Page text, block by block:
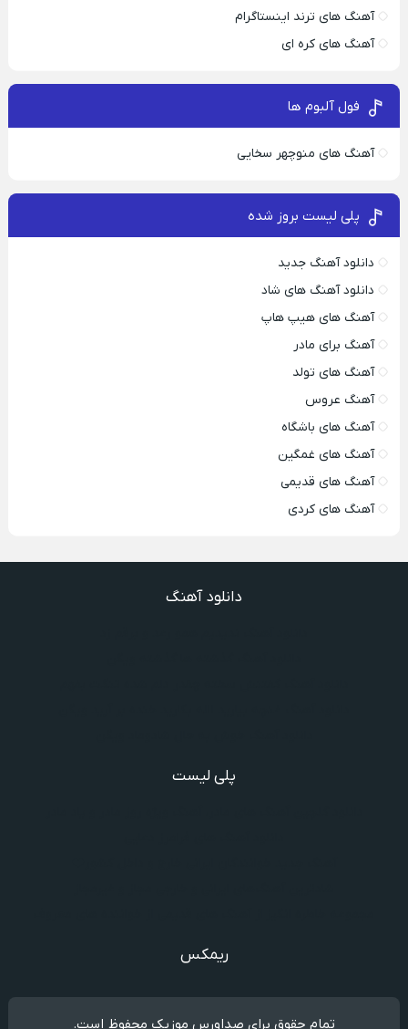
آهنگ های ترند اینستاگرام
آهنگ های کره ای
فول آلبوم ها
آهنگ های منوچهر سخایی
پلی لیست بروز شده
دانلود آهنگ جدید
دانلود آهنگ های شاد
آهنگ های هیپ هاپ
آهنگ برای مادر
آهنگ های تولد
آهنگ عروس
آهنگ های باشگاه
آهنگ های غمگین
آهنگ های قدیمی
آهنگ های کردی
دانلود آهنگ
پلی لیست
ریمکس
تمام حقوق برای صداورس موزیک محفوظ است.